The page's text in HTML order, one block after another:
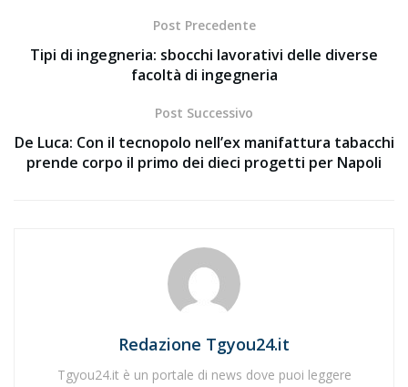
Post Precedente
Tipi di ingegneria: sbocchi lavorativi delle diverse
facoltà di ingegneria
Post Successivo
De Luca: Con il tecnopolo nell’ex manifattura tabacchi
prende corpo il primo dei dieci progetti per Napoli
Redazione Tgyou24.it
Tgyou24.it è un portale di news dove puoi leggere